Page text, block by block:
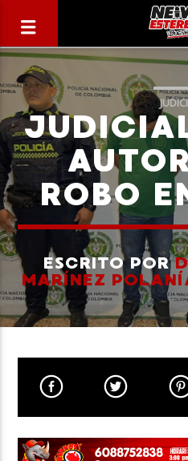
CANCIÓN ACTUAL
TÍTULO
ROBO
ESCRITO POR
MARÍNEZ